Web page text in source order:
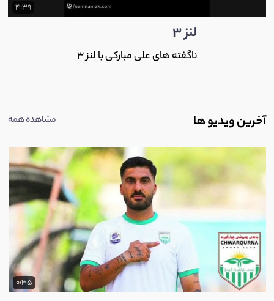
4:39
لنز 3
ناگفته های علی مبارکی با لنز 3
آخرین ویدیو ها مشاهده همه
0:35